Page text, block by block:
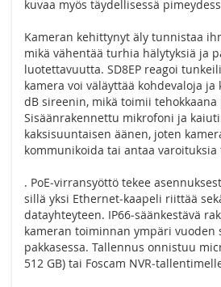
kuvaa myös täydellisessä
Kameran kehittynyt äly tunnistaa
mikä vähentää turhia hälytyksiä ja
luotettavuutta. SD8EP reagoi
kamera voi väläyttää kohdevaloja ja
dB sireenin, mikä toimii tehokkaana
Sisäänrakennettu mikrofoni ja
kaksisuuntaisen äänen, joten
kommunikoida tai antaa varoituksia
. PoE‑virransyöttö tekee
sillä yksi Ethernet‑kaapeli riittää
datayhteyteen. IP66‑säänkestävä
kameran toiminnan ympäri vuoden
pakkasessa. Tallennus onnistuu
512 GB) tai Foscam